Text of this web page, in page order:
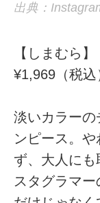
出典：
【しまむら
¥1,969（税込
淡いカラーの
ンピース。
ず、大人に
スタグラマ